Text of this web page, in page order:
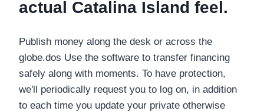
actual Catalina Island feel.
Publish money along the desk or across the
globe.dos Use the software to transfer financing
safely along with moments. To have protection,
we'll periodically request you to log on, in addition
to each time you update your private otherwise